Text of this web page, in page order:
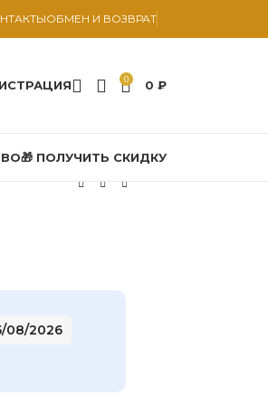
ОБМЕН И ВОЗВРАТ
0 0 ₽
🎁 ПОЛУЧИТЬ СКИДКУ
08/2026